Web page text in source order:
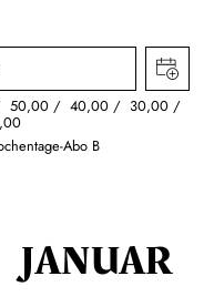
50,00 40,00 30,00
Abo B
JANUAR